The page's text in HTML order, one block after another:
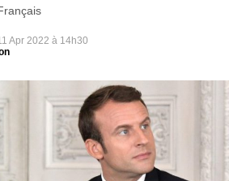
Apr 2022 à 14h30